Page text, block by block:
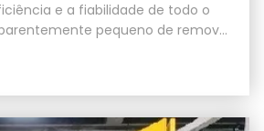
e a fiabilidade de todo o
pequeno de remover
de desgranulação de fluxo